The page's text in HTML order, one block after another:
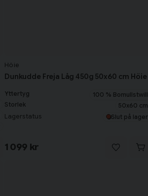
Höie
Dunkudde Freja Låg 450g 50x60 cm Höie
Yttertyg
100 % Bomullstwill
Storlek
50x60 cm
Lagerstatus Slut på lager
1 099 kr